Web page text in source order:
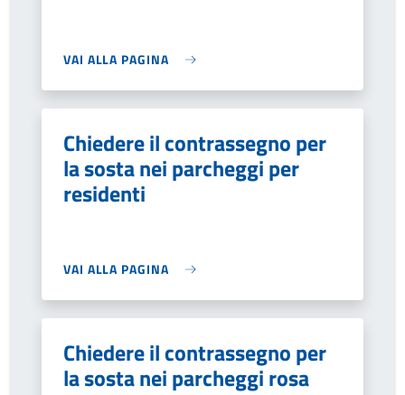
VAI ALLA PAGINA
Chiedere il contrassegno per
la sosta nei parcheggi per
residenti
VAI ALLA PAGINA
Chiedere il contrassegno per
la sosta nei parcheggi rosa